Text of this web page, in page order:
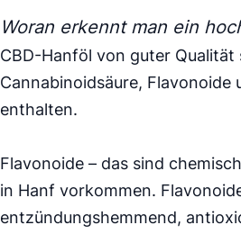
Woran erkennt man ein
CBD-Hanföl von guter Qualität
Cannabinoidsäure, Flavonoide
enthalten.
Flavonoide – das sind
in Hanf vorkommen.
entzündungshemmend,